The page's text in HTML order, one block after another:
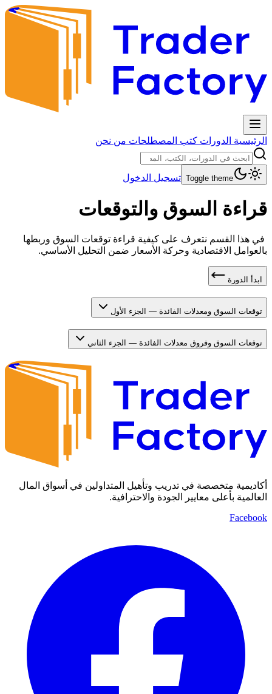
الرئيسية الدورات كتب المصطلحات من نحن
Toggle theme تسجيل الدخول
قراءة السوق والتوقعات
في هذا القسم نتعرف على كيفية قراءة توقعات السوق وربطها
بالعوامل الاقتصادية وحركة الأسعار ضمن التحليل الأساسي.
ابدأ الدورة
توقعات السوق ومعدلات الفائدة — الجزء الأول
توقعات السوق وفروق معدلات الفائدة — الجزء الثاني
أكاديمية متخصصة في تدريب وتأهيل المتداولين في أسواق المال
العالمية بأعلى معايير الجودة والاحترافية.
Facebook